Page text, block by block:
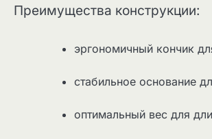
Преимущества конструкции:
эргономичный кончик
стабильное основание
оптимальный вес для